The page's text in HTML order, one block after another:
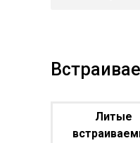
Литые